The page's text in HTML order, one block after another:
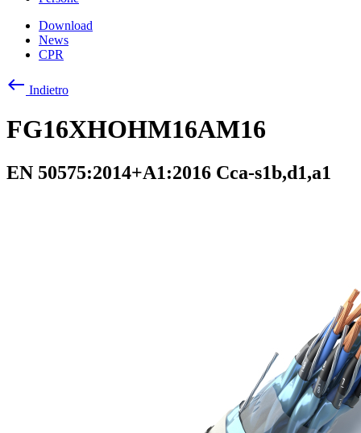
Download
News
CPR
west Indietro
FG16XHOHM16AM16
EN 50575:2014+A1:2016 Cca-s1b,d1,a1